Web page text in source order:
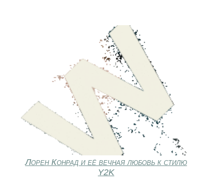
Лорен Конрад и её вечная любовь к стилю
Y2K